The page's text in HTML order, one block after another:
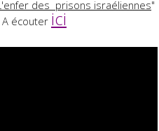
des prisons israéliennes"
A écouter ici